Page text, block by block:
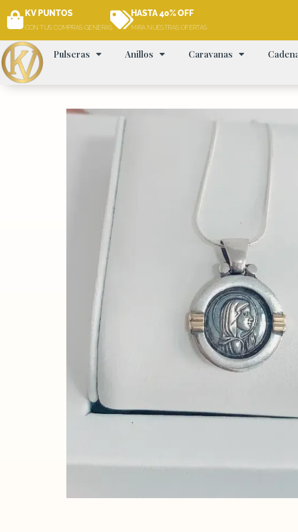
KV PUNTOS
CON TUS COMPRAS GENERAS
HASTA 40% OFF
MIRA NUESTRAS OFERTAS
Pulseras Anillos Caravanas